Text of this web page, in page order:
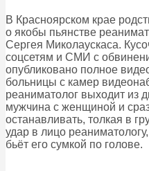
В Красноярском крае
о якобы пьянстве
Сергея Миколаускаса.
соцсетям и СМИ с
опубликовано полное
больницы с камер
реаниматолог выходит из
мужчина с женщиной и
останавливать, толкая в
удар в лицо
бьёт его сумкой по голове.